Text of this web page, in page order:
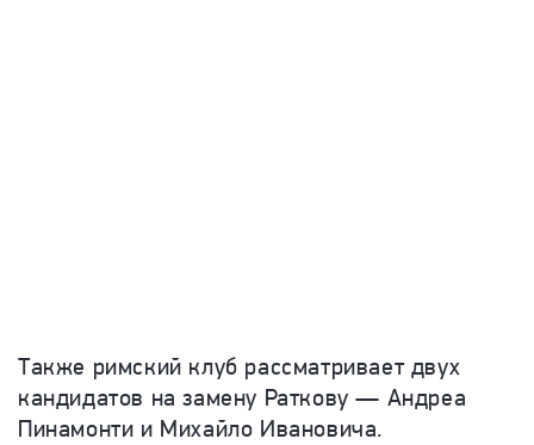
Также римский клуб рассматривает двух
кандидатов на замену Раткову — Андреа
Пинамонти и Михайло Ивановича.